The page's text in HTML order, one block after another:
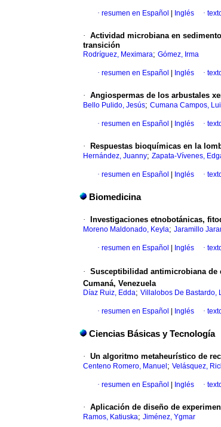
· resumen en Español Inglés ·
· Actividad microbiana en
transición
Rodríguez, Meximara; Gómez, Irma
· resumen en Español Inglés ·
· Angiospermas de los arbustales
Bello Pulido, Jesús; Cumana Campos,
· resumen en Español Inglés ·
· Respuestas bioquímicas en la
Hernández, Juanny; Zapata-Vívenes,
· resumen en Español Inglés ·
Biomedicina
· Investigaciones etnobotánicas,
Moreno Maldonado, Keyla; Jaramillo
· resumen en Español Inglés ·
· Susceptibilidad antimicrobiana de
Cumaná, Venezuela
Díaz Ruiz, Edda; Villalobos De Bastardo,
· resumen en Español Inglés ·
Ciencias Básicas y Tecnología
· Un algoritmo metaheurístico de
Centeno Romero, Manuel ; Velásquez,
· resumen en Español Inglés ·
· Aplicación de diseño de
Ramos, Katiuska; Jiménez, Ygmar